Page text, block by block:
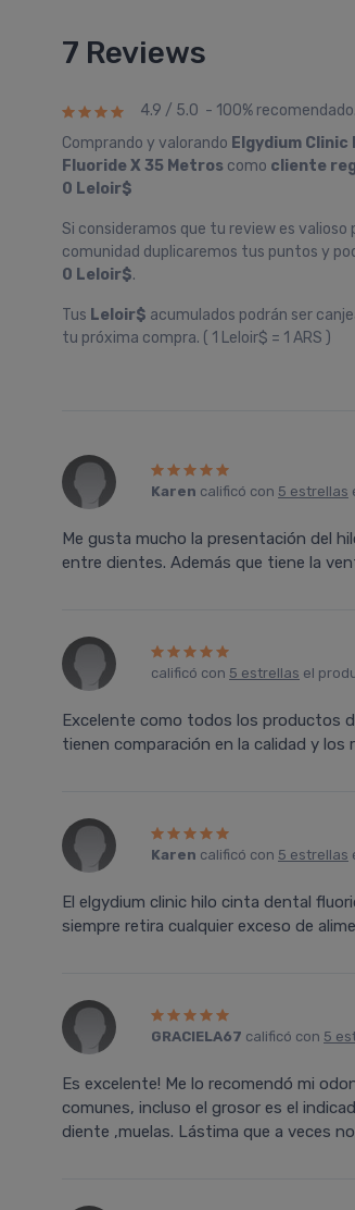
7 Reviews
4.9 / 5.0 - 100% recomendado.
Comprando y valorando Elgydium Clinic
Fluoride X 35 Metros como cliente
0 Leloir$
Si consideramos que tu review es valioso
comunidad duplicaremos tus puntos y
0 Leloir$.
Tus Leloir$ acumulados podrán ser
tu próxima compra. ( 1 Leloir$ = 1 ARS )
Karen calificó con 5 estrellas
Me gusta mucho la presentación del
entre dientes. Además que tiene la
calificó con 5 estrellas el
Excelente como todos los productos
tienen comparación en la calidad y los
Karen calificó con 5 estrellas
El elgydium clinic hilo cinta dental
siempre retira cualquier exceso de
GRACIELA67 calificó con 5
Es excelente! Me lo recomendó mi
comunes, incluso el grosor es el
diente ,muelas. Lástima que a veces